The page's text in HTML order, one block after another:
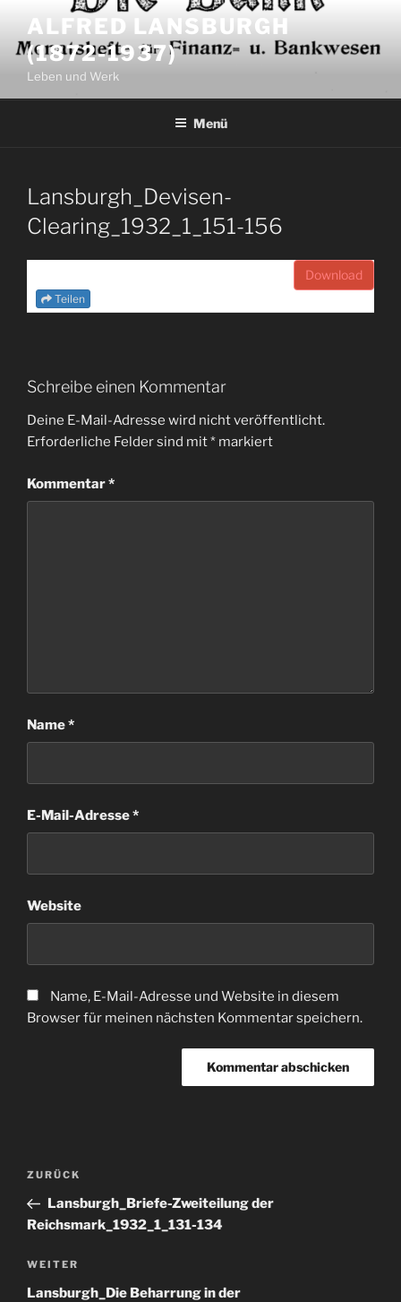
Inhalt
springen
ALFRED LANSBURGH
(1872-1937)
Leben und Werk
Menü
Lansburgh_Devisen-
Clearing_1932_1_151-156
Download
Teilen
Schreibe einen Kommentar
Deine E-Mail-Adresse wird nicht veröffentlicht.
Erforderliche Felder sind mit* markiert
Kommentar*
Name*
E-Mail-Adresse*
Website
Name, E-Mail-Adresse und Website in diesem
Browser für meinen nächsten Kommentar speichern.
Beitragsnavigation
Vorheriger
Beitrag
ZURÜCK
Lansburgh_Briefe-Zweiteilung der
Reichsmark_1932_1_131-134
Nächster
Beitrag
WEITER
Lansburgh_Die Beharrung in der